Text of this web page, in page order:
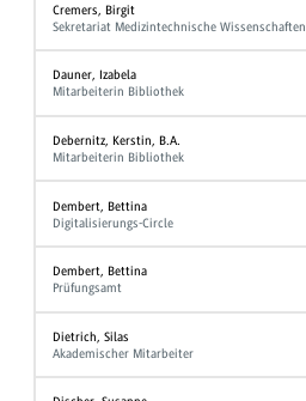
Cremers, Birgit
Sekretariat Medizintechnische Wissenschaften
Dauner, Izabela
Mitarbeiterin Bibliothek
Debernitz, Kerstin, B.A.
Mitarbeiterin Bibliothek
Dembert, Bettina
Digitalisierungs-Circle
Dembert, Bettina
Prüfungsamt
Dietrich, Silas
Akademischer Mitarbeiter